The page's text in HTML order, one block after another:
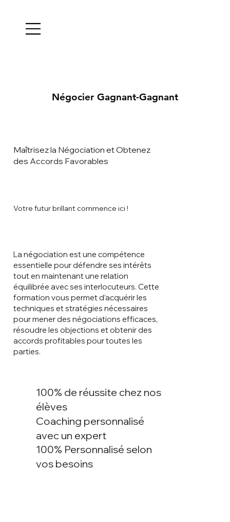
Négocier Gagnant-Gagnant
Négocier Gagnant-Gagnant
Maîtrisez la Négociation et Obtenez
des Accords Favorables
La négociation est une compétence
essentielle pour défendre ses intérêts
tout en maintenant une relation
équilibrée avec ses interlocuteurs. Cette
formation vous permet d’acquérir les
techniques et stratégies nécessaires
pour mener des négociations efficaces,
résoudre les objections et obtenir des
accords profitables pour toutes les
parties.
Votre futur brillant commence ici !
100% de réussite chez nos
élèves
Coaching personnalisé
avec un expert
100% Personnalisé selon
vos besoins